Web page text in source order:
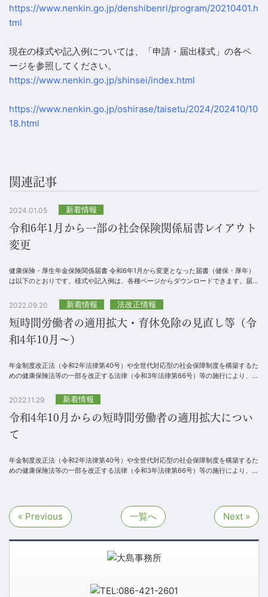
https://www.nenkin.go.jp/denshibenri/program/20210401.h
tml
現在の様式や記入例については、「申請・届出様式 」の各ペ
ージを参照してください。
https://www.nenkin.go.jp/shinsei/index.html
https://www.nenkin.go.jp/oshirase/taisetu/2024/202410/10
18.html
関連記事
2024.01.05 新着情報
令和6年1月から一部の社会保険関係届書レイアウト
変更
健康保険・厚生年金保険関係届書 令和6年1月から変更となった届書（健保・厚年）
は以下のとおりです。様式や記入例は、各種ページからダウンロードできます。届書
2022.09.20 新着情報 法改正情報
短時間労働者の適用拡大・育休免除の見直し等（令
和4年10月～）
年金制度改正法（令和2年法律第40号）や全世代対応型の社会保障制度を構築するた
めの健康保険法等の一部を改正する法律（令和3年法律第66号）等の施行により、年
2022.11.29 新着情報
令和4年10月からの短時間労働者の適用拡大につい
て
年金制度改正法（令和2年法律第40号）や全世代対応型の社会保障制度を構築するた
めの健康保険法等の一部を改正する法律（令和3年法律第66号）等の施行により、年
« Previous 一覧へ Next »